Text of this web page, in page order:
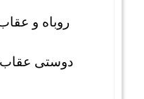
۱- .روباه و